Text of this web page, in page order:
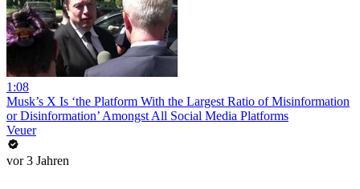
1:08
Musk’s X Is ‘the Platform With the Largest Ratio of Misinformation
or Disinformation’ Amongst All Social Media Platforms
Veuer
vor 3 Jahren